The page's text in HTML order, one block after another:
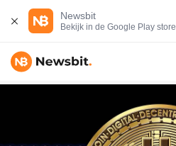
Newsbit
Bekijk in de Google Play store